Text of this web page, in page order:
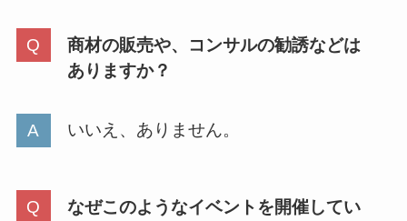
商材の販売や、コンサルの勧誘などは
ありますか？
いいえ、ありません。
なぜこのようなイベントを開催してい